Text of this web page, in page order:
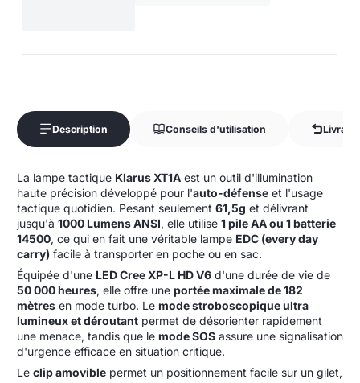
Description Conseils d'utilisation
La lampe tactique Klarus XT1A est un outil d'illumination
haute précision développé pour l'auto-défense et l'usage
tactique quotidien. Pesant seulement 61,5g et délivrant
jusqu'à 1000 Lumens ANSI, elle utilise 1 pile AA ou 1 batterie
14500, ce qui en fait une véritable lampe EDC (every day
carry) facile à transporter en poche ou en sac.
Équipée d'une LED Cree XP-L HD V6 d'une durée de vie de
50 000 heures, elle offre une portée maximale de 182
mètres en mode turbo. Le mode stroboscopique ultra
lumineux et déroutant permet de désorienter rapidement
une menace, tandis que le mode SOS assure une signalisation
d'urgence efficace en situation critique.
Le clip amovible permet un positionnement facile sur un gilet,